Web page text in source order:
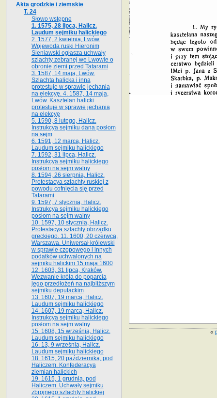
«
Akta grodzkie i ziemskie
T. 24
Słowo wstępne
1. 1575, 28 lipca, Halicz.
Laudum sejmiku halickiego
2. 1577, 2 kwietnia, Lwów.
Wojewoda ruski Hieronim
Sieniawski ogłasza uchwały
szlachty zebranej we Lwowie o
obronie ziemi przed Tatarami
3. 1587, 14 maja, Lwów.
Szlachta halicka i inna
protestuje w sprawie jechania
na elekcyę. 4. 1587, 14 maja,
Lwów. Kasztelan halicki
protestuje w sprawie jechania
na elekcyę
5. 1590, 8 lutego, Halicz.
Instrukcya sejmiku dana posłom
na sejm
6. 1591, 12 marca, Halicz.
Laudum sejmiku halickiego
7. 1592, 31 lipca, Halicz.
Instrukcya sejmiku halickiego
posłom na sejm walny
8. 1594, 26 sierpnia, Halicz.
Protestacya szlachty ruskiej z
powodu cofnięcia się przed
Tatarami
9. 1597, 7 stycznia, Halicz.
Instrukcya sejmiku halickiego
posłom na sejm walny
10. 1597, 10 stycznia, Halicz.
Protestacya szlachty obrządku
greckiego. 11. 1600, 20 czerwca,
Warszawa. Uniwersał królewski
w sprawie czopowego i innych
podatków uchwalonych na
sejmiku halickim 15 maja 1600
12. 1603, 31 lipca, Kraków.
Wezwanie króla do poparcia
jego przedłożeń na najbliższym
sejmiku deputackim
13. 1607, 19 marca, Halicz.
Laudum sejmiku halickiego
14. 1607, 19 marca, Halicz.
Instrukcya sejmiku halickiego
posłom na sejm walny
15. 1608, 15 września, Halicz.
Laudum sejmiku halickiego
16. 13, 9 września, Halicz.
Laudum sejmiku halickiego
18. 1615, 20 października, pod
Haliczem. Konfederacya
ziemian halickich
19. 1615, 1 grudnia, pod
Haliczem. Uchwały sejmiku
zbrojnego szlachty halickiej